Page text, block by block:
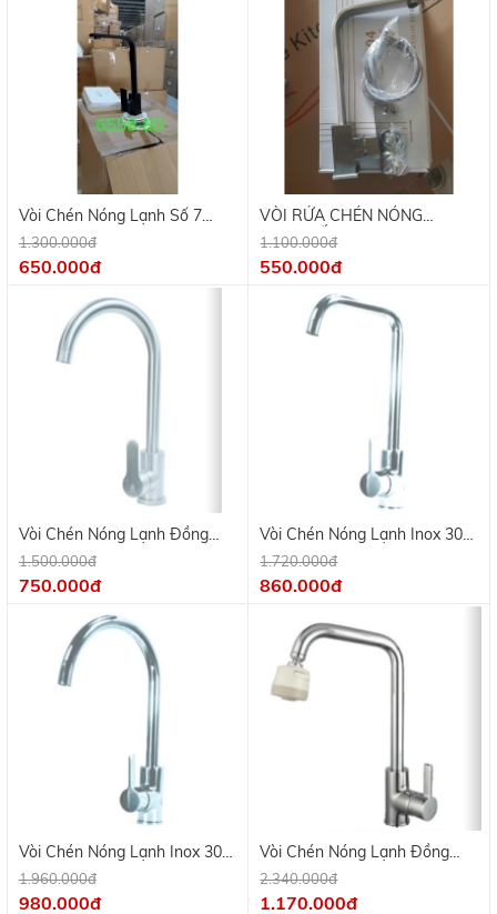
Vòi Chén Nóng Lạnh Số 7
Nano Đen
1.300.000đ
650.000đ
VÒI RỬA CHÉN NÓNG
LẠNH SỐ 7
1.100.000đ
550.000đ
Vòi Chén Nóng Lạnh Đồng
Thau Mạ Crome KV 9705
1.500.000đ
750.000đ
Vòi Chén Nóng Lạnh Inox 304
Bóng Gương KV 9713
1.720.000đ
860.000đ
Vòi Chén Nóng Lạnh Inox 304
Bóng Gương KV 9712
1.960.000đ
980.000đ
Vòi Chén Nóng Lạnh Đồng
Thau Mạ Crome KV 9702C
2.340.000đ
1.170.000đ